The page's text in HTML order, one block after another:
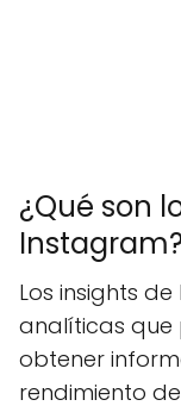
¿Qué son
Los insights
analíticas que
obtener
rendimiento